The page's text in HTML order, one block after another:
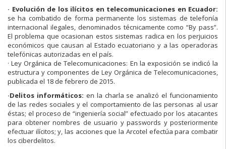
· Evolución de los ilícitos en telecomunicaciones en Ecuador:
se ha combatido de forma permanente los sistemas de telefonía
internacional ilegales, denominados técnicamente como “By pass”.
El problema que ocasionan estos sistemas radica en los perjuicios
económicos que causan al Estado ecuatoriano y a las operadoras
telefónicas autorizadas en el país.
· Ley Orgánica de Telecomunicaciones: En la exposición se indicó la
estructura y componentes de Ley Orgánica de Telecomunicaciones,
publicada el 18 de febrero de 2015.
·Delitos informáticos: en la charla se analizó el funcionamiento
de las redes sociales y el comportamiento de las personas al usar
éstas; el proceso de “ingeniería social” efectuado por los atacantes
para obtener nombres de usuario y passwords y posteriormente
efectuar ilícitos; y, las acciones que la Arcotel efectúa para combatir
los ciberdelitos.